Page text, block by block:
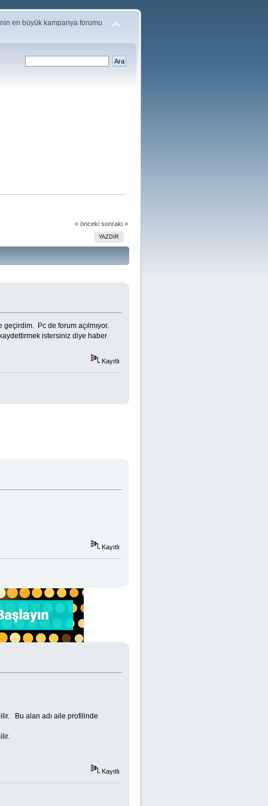
en büyük kampanya forumu
« önceki sonraki »
YAZDIR
Pc de forum açılmıyor.
istersiniz diye haber
Kayıtlı
Kayıtlı
Bu alan adı aile profilinde
Kayıtlı